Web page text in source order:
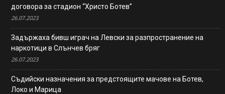
договора за стадион “Христо Ботев”
26.07.2023
Задържаха бивш играч на Левски за разпространение на
наркотици в Слънчев бряг
26.07.2023
Съдийски назначения за предстоящите мачове на Ботев,
Локо и Марица